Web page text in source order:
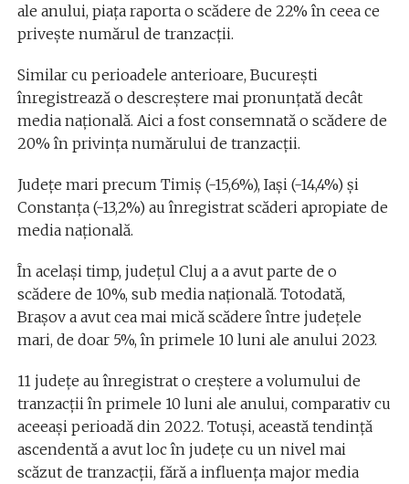
ale anului, piața raporta o scădere de 22% în ceea ce
privește numărul de tranzacții.
Similar cu perioadele anterioare, București
înregistrează o descreștere mai pronunțată decât
media națională. Aici a fost consemnată o scădere de
20% în privința numărului de tranzacții.
Județe mari precum Timiș (-15,6%), Iași (-14,4%) și
Constanța (-13,2%) au înregistrat scăderi apropiate de
media națională.
În același timp, județul Cluj a a avut parte de o
scădere de 10%, sub media națională. Totodată,
Brașov a avut cea mai mică scădere între județele
mari, de doar 5%, în primele 10 luni ale anului 2023.
11 județe au înregistrat o creștere a volumului de
tranzacții în primele 10 luni ale anului, comparativ cu
aceeași perioadă din 2022. Totuși, această tendință
ascendentă a avut loc în județe cu un nivel mai
scăzut de tranzacții, fără a influența major media